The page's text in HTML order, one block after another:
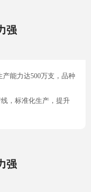
强
能力达500万支，品种
，标准化生产，提升
强